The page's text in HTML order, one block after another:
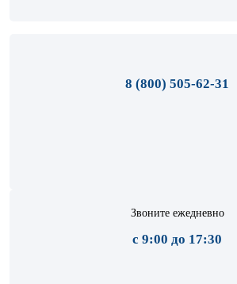
8 (800) 505-62-31
Звоните ежедневно
с 9:00 до 17:30